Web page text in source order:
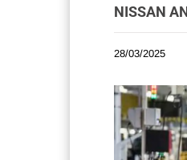
NISSAN
28/03/2025